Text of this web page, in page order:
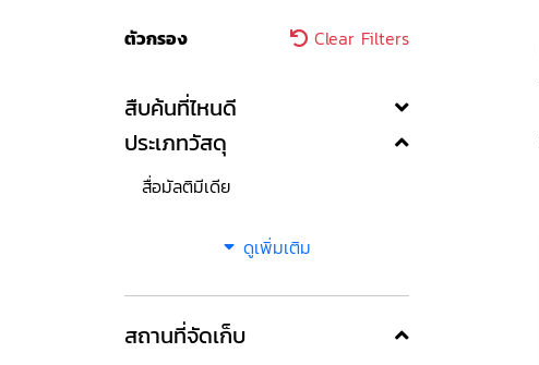
ตัวกรอง Clear Filters
สืบค้นที่ไหนดี
ประเภทวัสดุ
สื่อมัลติมีเดีย
ดูเพิ่มเติม
สถานที่จัดเก็บ